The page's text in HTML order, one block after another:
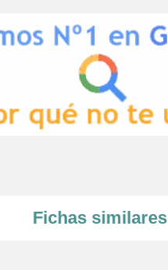
Fichas similares